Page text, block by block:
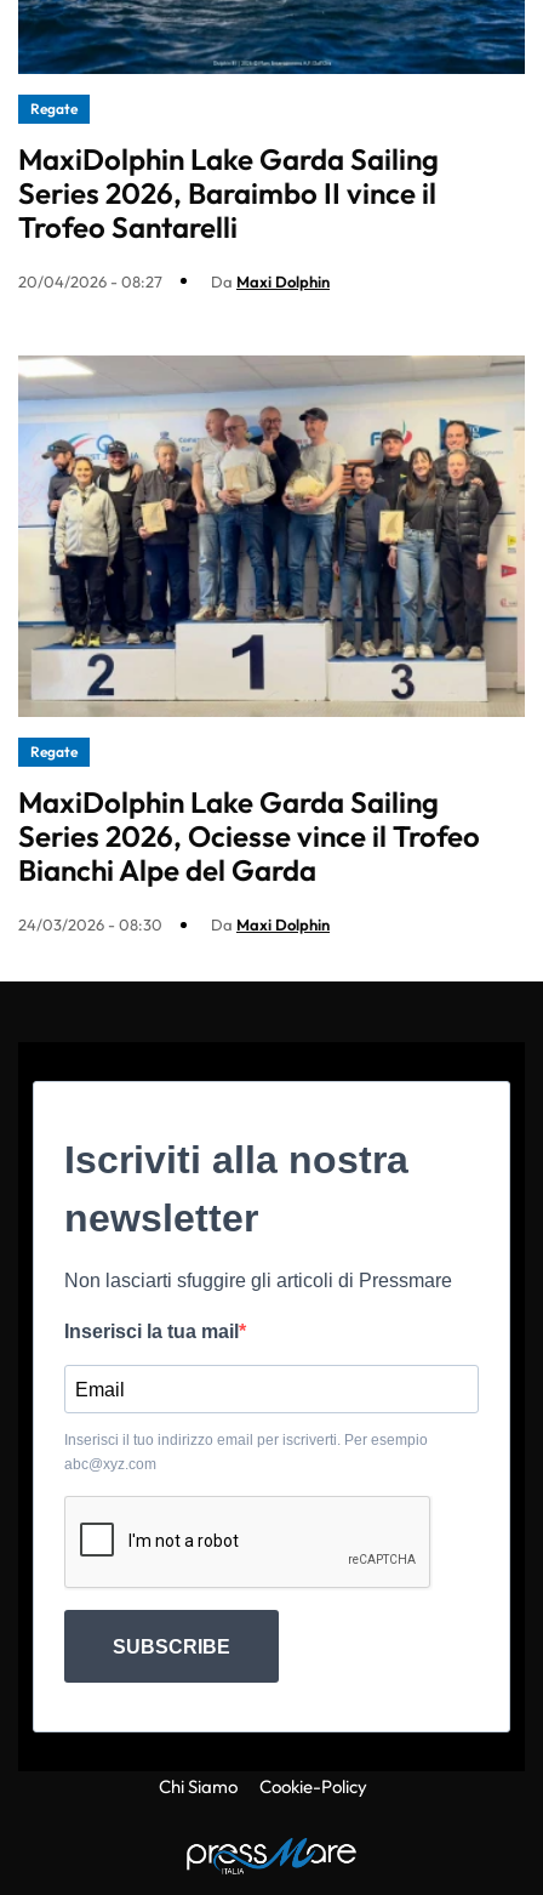
Regate
MaxiDolphin Lake Garda Sailing
Series 2026, Baraimbo II vince il
Trofeo Santarelli
20/04/2026 - 08:27 Da Maxi Dolphin
Regate
MaxiDolphin Lake Garda Sailing
Series 2026, Ociesse vince il Trofeo
Bianchi Alpe del Garda
24/03/2026 - 08:30 Da Maxi Dolphin
Iscriviti alla nostra
newsletter
Non lasciarti sfuggire gli articoli di Pressmare
Inserisci la tua mail
Inserisci il tuo indirizzo email per iscriverti. Per esempio
abc@xyz.com
SUBSCRIBE
Chi Siamo Cookie-Policy